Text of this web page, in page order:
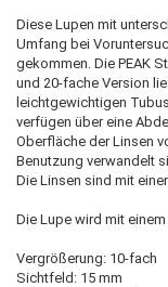
Diese Lupen mit
Umfang bei
gekommen. Die PEAK
und 20-fache Version
leichtgewichtigen
verfügen über eine
Oberfläche der Linsen
Benutzung verwandelt
Die Linsen sind mit
Die Lupe wird mit
Vergrößerung: 10-fach
Sichtfeld: 15 mm